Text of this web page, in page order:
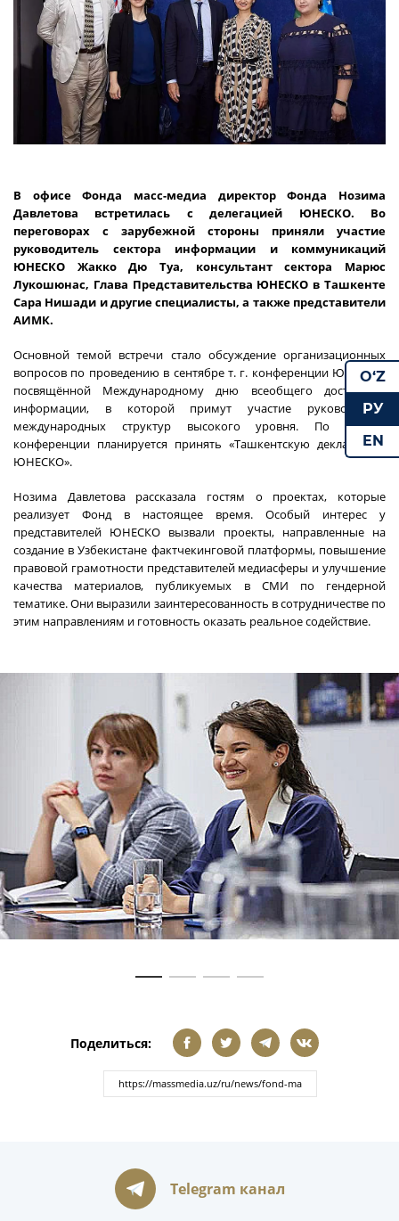
В офисе Фонда масс-медиа директор Фонда Нозима
Давлетова встретилась с делегацией ЮНЕСКО. Во
переговорах с зарубежной стороны приняли участие
руководитель сектора информации и коммуникаций
ЮНЕСКО Жакко Дю Туа, консультант сектора Марюс
Лукошюнас, Глава Представительства ЮНЕСКО в Ташкенте
Сара Нишади и другие специалисты, а также представители
АИМК.
Основной темой встречи стало обсуждение организационных
вопросов по проведению в сентябре т. г. конференции ЮНЕСКО,
посвящённой Международному дню всеобщего доступа к
информации, в которой примут участие руководители
международных структур высокого уровня. По итогам
конференции планируется принять «Ташкентскую декларацию
ЮНЕСКО».
Нозима Давлетова рассказала гостям о проектах, которые
реализует Фонд в настоящее время. Особый интерес у
представителей ЮНЕСКО вызвали проекты, направленные на
создание в Узбекистане фактчекинговой платформы, повышение
правовой грамотности представителей медиасферы и улучшение
качества материалов, публикуемых в СМИ по гендерной
тематике. Они выразили заинтересованность в сотрудничестве по
этим направлениям и готовность оказать реальное содействие.
Поделиться:
Telegram канал
O‘Z
РУ
EN